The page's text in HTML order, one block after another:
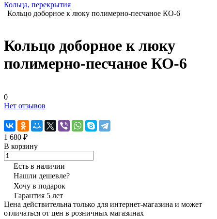
Кольца, перекрытия
Кольцо доборное к люку полимерно-песчаное КО-6
Кольцо доборное к люку
полимерно-песчаное КО-6
0
Нет отзывов
1 680 ₽
В корзину
Есть в наличии
Нашли дешевле?
Хочу в подарок
Гарантия 5 лет
Цена действительна только для интернет-магазина и может
отличаться от цен в розничных магазинах